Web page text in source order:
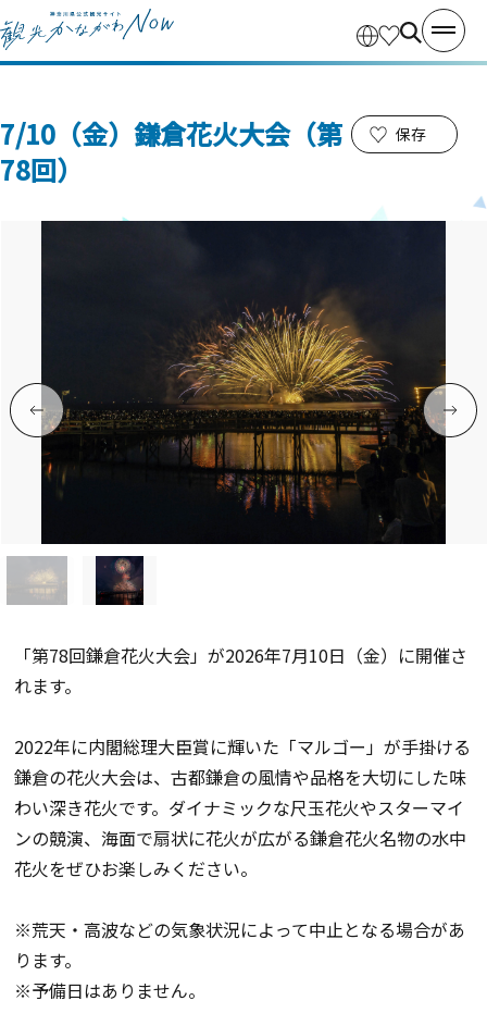
7/10（金）鎌倉花火大会（第
78回）
保存
「第78回鎌倉花火大会」が2026年7月10日（金）に開催さ
れます。
2022年に内閣総理大臣賞に輝いた「マルゴー」が手掛ける
鎌倉の花火大会は、古都鎌倉の風情や品格を大切にした味
わい深き花火です。ダイナミックな尺玉花火やスターマイ
ンの競演、海面で扇状に花火が広がる鎌倉花火名物の水中
花火をぜひお楽しみください。
※荒天・高波などの気象状況によって中止となる場合があ
ります。
※予備日はありません。